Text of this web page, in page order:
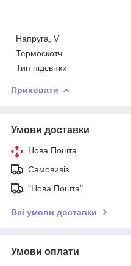
Напруга, V
Термоскотч
Тип підсвітки
Приховати
Умови доставки
Нова Пошта
Самовивіз
"Нова Пошта"
Всі умови доставки
Умови оплати